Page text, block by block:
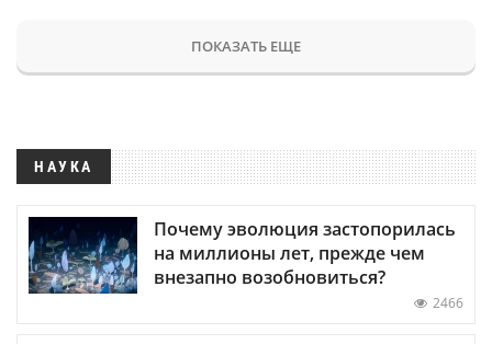
ПОКАЗАТЬ ЕЩЕ
НАУКА
Почему эволюция застопорилась
на миллионы лет, прежде чем
внезапно возобновиться?
2466